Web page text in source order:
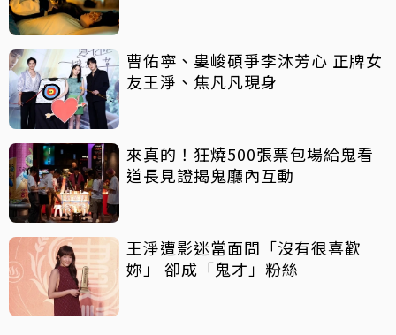
曹佑寧、婁峻碩爭李沐芳心 正牌女
友王淨、焦凡凡現身
來真的！狂燒500張票包場給鬼看
道長見證揭鬼廳內互動
王淨遭影迷當面問「沒有很喜歡
妳」 卻成「鬼才」粉絲